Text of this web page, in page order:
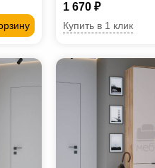
1 670 ₽
Купить в 1 клик